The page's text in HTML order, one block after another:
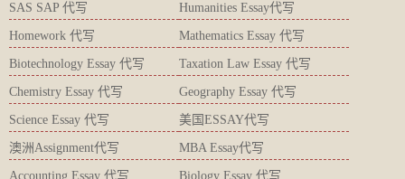
SAS SAP 代写 Humanities Essay代写
Homework 代写 Mathematics Essay 代写
Biotechnology Essay 代写 Taxation Law Essay 代写
Chemistry Essay 代写 Geography Essay 代写
Science Essay 代写 美国ESSAY代写
澳洲Assignment代写 MBA Essay代写
Accounting Essay 代写 Biology Essay 代写